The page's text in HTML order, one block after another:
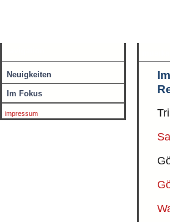
Neuigkeiten
Im Fokus
impressum